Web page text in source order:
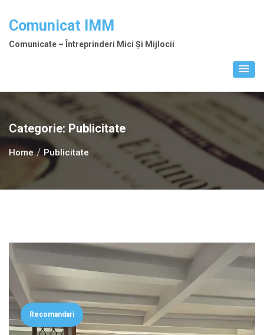
Comunicat IMM
Comunicate – Întreprinderi Mici Și Mijlocii
Categorie: Publicitate
Home Publicitate
Recomandari